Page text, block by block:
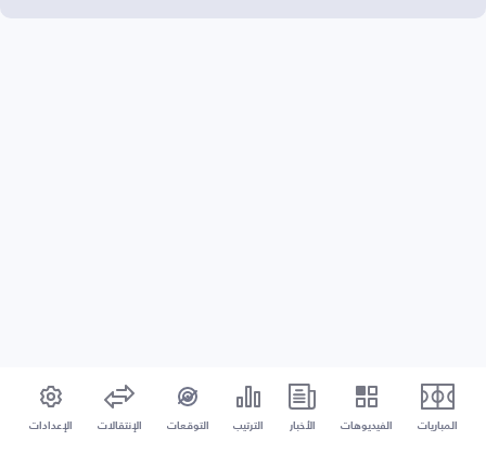
المباريات الفيديوهات الأخبار الترتيب التوقعات الإنتقالات الإعدادات